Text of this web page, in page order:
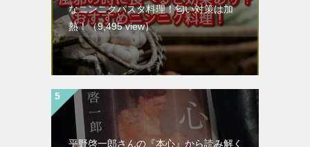
なニンニクパスタ料理！匂い対策は加
熱！（9,495 view）
平野啓一郎さんの『本心』から読み解く